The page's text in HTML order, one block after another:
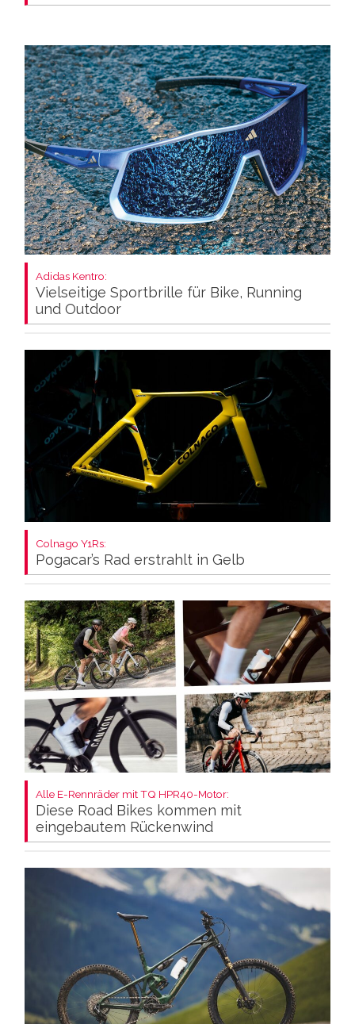
Adidas Kentro:
Vielseitige Sportbrille für Bike, Running
und Outdoor
Colnago Y1Rs:
Pogacar’s Rad erstrahlt in Gelb
Alle E-Rennräder mit TQ HPR40-Motor:
Diese Road Bikes kommen mit
eingebautem Rückenwind